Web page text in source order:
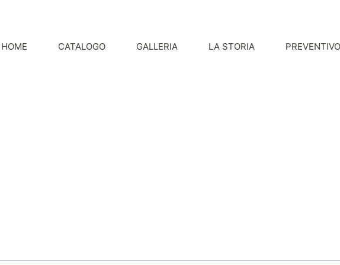
HOME CATALOGO GALLERIA LA STORIA PREVENTIVO